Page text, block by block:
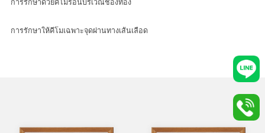
การรักษาด้วยคีโมร้อนบริเวณช่องท้อง
การรักษาให้คีโมเฉพาะจุดผ่านทางเส้นเลือด